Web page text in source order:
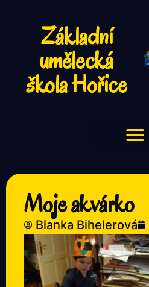
Základní
umělecká
škola Hořice
Moje akvárko
Blanka Bihelerová